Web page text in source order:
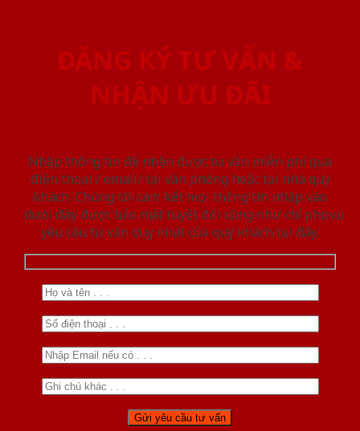
ĐĂNG KÝ TƯ VẤN &
NHẬN ƯU ĐÃI
Nhập thông tin để nhận được tư vấn miễn phí qua
điện thoại / email/ tại văn phòng hoặc tại nhà quý
khách. Chúng tôi cam kết mọi thông tin nhập vào
dưới đây được bảo mật tuyệt đối cũng như chỉ phục vụ
yêu cầu tư vấn duy nhất của quý khách tại đây.